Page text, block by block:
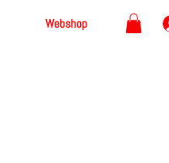
Webshop